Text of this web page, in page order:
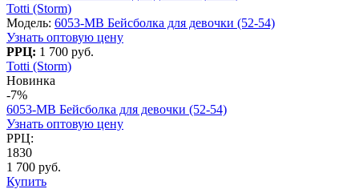
Totti (Storm)
Модель: 6053-МB Бейсболка для девочки (52-54)
Узнать оптовую цену
РРЦ: 1 700 руб.
Totti (Storm)
Новинка
-7%
6053-МB Бейсболка для девочки (52-54)
Узнать оптовую цену
РРЦ:
1830
1 700 руб.
Купить